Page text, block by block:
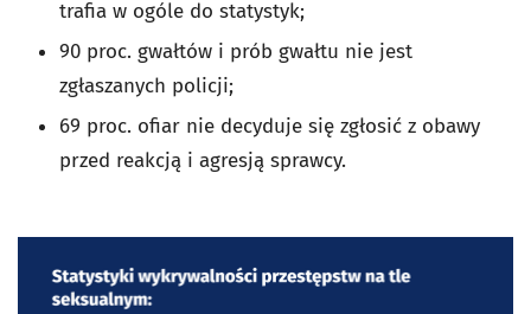
trafia w ogóle do statystyk;
90 proc. gwałtów i prób gwałtu nie jest
zgłaszanych policji;
69 proc. ofiar nie decyduje się zgłosić z obawy
przed reakcją i agresją sprawcy.